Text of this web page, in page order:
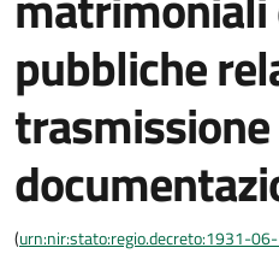
pubbliche
(urn:nir:stato:regio.decreto:1931-